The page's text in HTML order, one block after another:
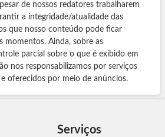
de nossos redatores trabalharem
a integridade/atualidade das
que nosso conteúdo pode ficar
momentos. Ainda, sobre as
parcial sobre o que é exibido em
nos responsabilizamos por serviços
oferecidos por meio de anúncios.
Serviços